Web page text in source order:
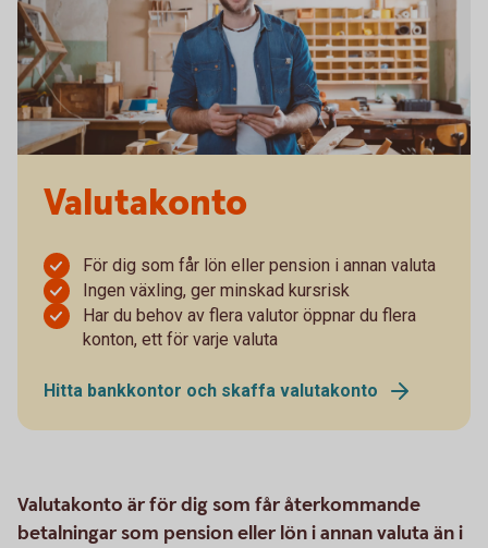
Valutakonto
För dig som får lön eller pension i annan valuta
Ingen växling, ger minskad kursrisk
Har du behov av flera valutor öppnar du flera
konton, ett för varje valuta
Hitta bankkontor och skaffa valutakonto
Valutakonto är för dig som får återkommande
betalningar som pension eller lön i annan valuta än i